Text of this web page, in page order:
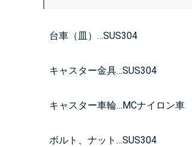
台車（皿）…SUS304
キャスター金具…SUS304
キャスター車輪…MCナイロン車
ボルト、ナット…SUS304